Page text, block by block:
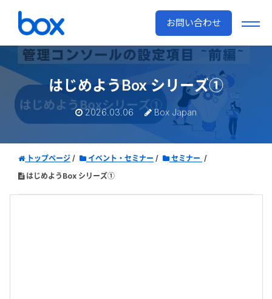
お問い合わせ
はじめようBox シリーズ①
2026.03.06 Box Japan
トップページ イベント・セミナー
セミナー
はじめようBox シリーズ①